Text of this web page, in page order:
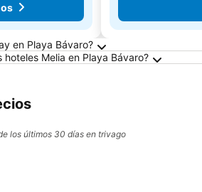
sobre Playa Bávaro
en Playa Bávaro?
hoteles Melia en Playa Bávaro?
los últimos 30 días en trivago